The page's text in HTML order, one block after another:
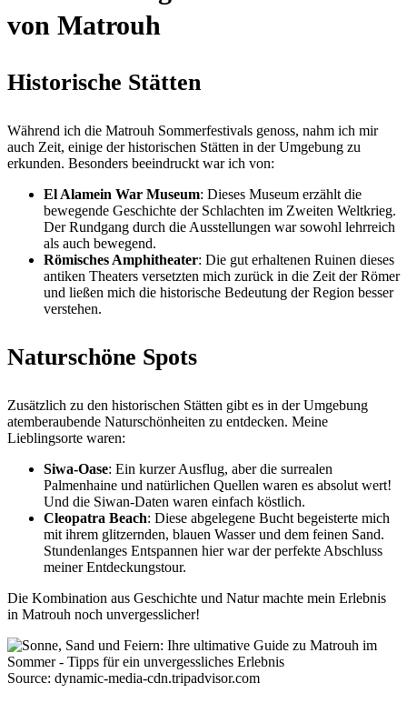
von Matrouh
Historische Stätten
Während ich die Matrouh Sommerfestivals genoss, nahm ich mir
auch Zeit, einige der historischen Stätten in der Umgebung zu
erkunden. Besonders beeindruckt war ich von:
El Alamein War Museum: Dieses Museum erzählt die
bewegende Geschichte der Schlachten im Zweiten Weltkrieg.
Der Rundgang durch die Ausstellungen war sowohl lehrreich
als auch bewegend.
Römisches Amphitheater: Die gut erhaltenen Ruinen dieses
antiken Theaters versetzten mich zurück in die Zeit der Römer
und ließen mich die historische Bedeutung der Region besser
verstehen.
Naturschöne Spots
Zusätzlich zu den historischen Stätten gibt es in der Umgebung
atemberaubende Naturschönheiten zu entdecken. Meine
Lieblingsorte waren:
Siwa-Oase: Ein kurzer Ausflug, aber die surrealen
Palmenhaine und natürlichen Quellen waren es absolut wert!
Und die Siwan-Daten waren einfach köstlich.
Cleopatra Beach: Diese abgelegene Bucht begeisterte mich
mit ihrem glitzernden, blauen Wasser und dem feinen Sand.
Stundenlanges Entspannen hier war der perfekte Abschluss
meiner Entdeckungstour.
Die Kombination aus Geschichte und Natur machte mein Erlebnis
in Matrouh noch unvergesslicher!
Source: dynamic-media-cdn.tripadvisor.com